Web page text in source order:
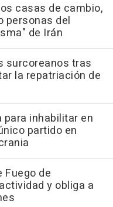
casas de cambio,
personas del
de Irán
surcoreanos tras
la repatriación de
para inhabilitar en
partido en
Fuego de
y obliga a